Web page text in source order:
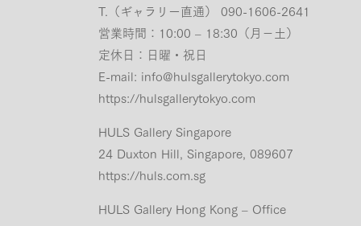
T.（ギャラリー直通） 090-1606-2641
営業時間：10:00 – 18:30（月−土）
定休日：日曜・祝日
E-mail: info@hulsgallerytokyo.com
https://hulsgallerytokyo.com
HULS Gallery Singapore
24 Duxton Hill, Singapore, 089607
https://huls.com.sg
HULS Gallery Hong Kong – Office